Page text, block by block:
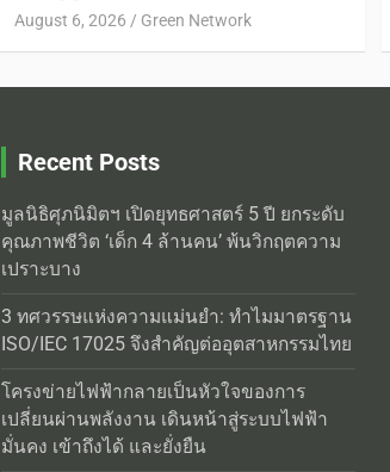
August 6, 2026 Green Network
Recent Posts
มูลนิธิศุภนิมิตฯ เปิดยุทธศาสตร์ 5 ปี ยกระดับ
คุณภาพชีวิต ‘เด็ก 4 ล้านคน’ พ้นวิกฤตความ
เปราะบาง
3 ทศวรรษแห่งความแม่นยำ: ทำไมมาตรฐาน
ISO/IEC 17025 จึงสำคัญต่ออุตสาหกรรมไทย
โครงข่ายไฟฟ้ากลายเป็นหัวใจของการ
เปลี่ยนผ่านพลังงาน เดินหน้าสู่ระบบไฟฟ้า
มั่นคง เข้าถึงได้ และยั่งยืน